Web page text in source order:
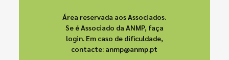
Área reservada aos Associados.
Se é Associado da ANMP, faça
login. Em caso de dificuldade,
contacte: anmp@anmp.pt